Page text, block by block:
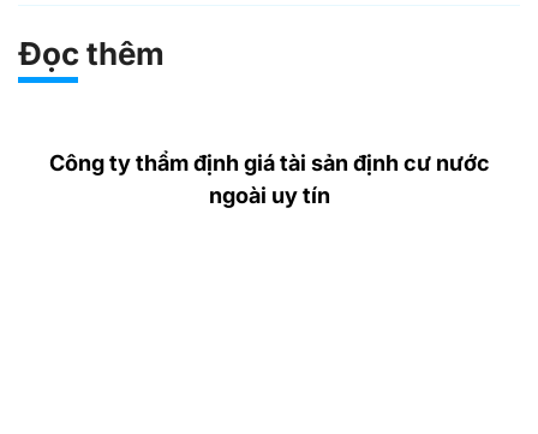
Đọc thêm
Công ty thẩm định giá tài sản định cư nước
ngoài uy tín